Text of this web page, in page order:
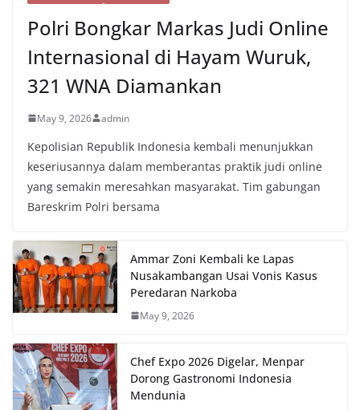
Polri Bongkar Markas Judi Online
Internasional di Hayam Wuruk,
321 WNA Diamankan
May 9, 2026 admin
Kepolisian Republik Indonesia kembali menunjukkan
keseriusannya dalam memberantas praktik judi online
yang semakin meresahkan masyarakat. Tim gabungan
Bareskrim Polri bersama
Ammar Zoni Kembali ke Lapas
Nusakambangan Usai Vonis Kasus
Peredaran Narkoba
May 9, 2026
Chef Expo 2026 Digelar, Menpar
Dorong Gastronomi Indonesia
Mendunia